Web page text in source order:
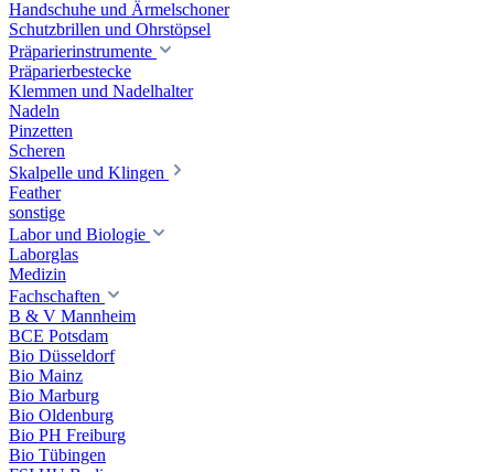
Handschuhe und Ärmelschoner
Schutzbrillen und Ohrstöpsel
Präparierinstrumente
Präparierbestecke
Klemmen und Nadelhalter
Nadeln
Pinzetten
Scheren
Skalpelle und Klingen
Feather
sonstige
Labor und Biologie
Laborglas
Medizin
Fachschaften
B & V Mannheim
BCE Potsdam
Bio Düsseldorf
Bio Mainz
Bio Marburg
Bio Oldenburg
Bio PH Freiburg
Bio Tübingen